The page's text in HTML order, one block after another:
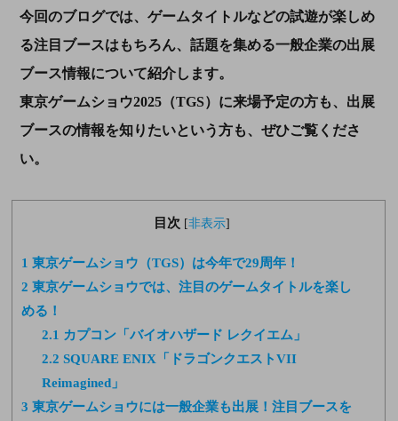
今回のブログでは、ゲームタイトルなどの試遊が楽しめ
る注目ブースはもちろん、話題を集める一般企業の出展
ブース情報について紹介します。
東京ゲームショウ2025（TGS）に来場予定の方も、出展
ブースの情報を知りたいという方も、ぜひご覧くださ
い。
目次 [非表示]
1 東京ゲームショウ（TGS）は今年で29周年！
2 東京ゲームショウでは、注目のゲームタイトルを楽し
める！
2.1 カプコン「バイオハザード レクイエム」
2.2 SQUARE ENIX「ドラゴンクエストVII
Reimagined」
3 東京ゲームショウには一般企業も出展！注目ブースを